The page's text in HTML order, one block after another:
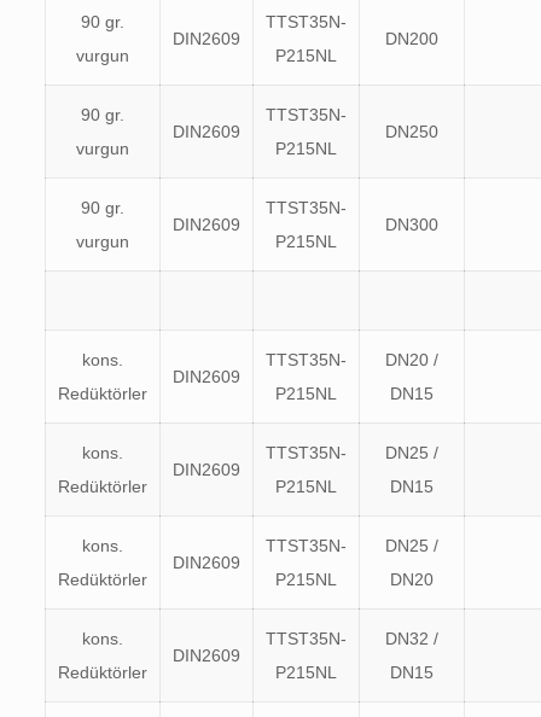
90 gr.
vurgun
DIN2609
TTST35N-
P215NL
DN200
90 gr.
vurgun
DIN2609
TTST35N-
P215NL
DN250
90 gr.
vurgun
DIN2609
TTST35N-
P215NL
DN300
kons.
Redüktörler
DIN2609
TTST35N-
P215NL
DN20 /
DN15
kons.
Redüktörler
DIN2609
TTST35N-
P215NL
DN25 /
DN15
kons.
Redüktörler
DIN2609
TTST35N-
P215NL
DN25 /
DN20
kons.
Redüktörler
DIN2609
TTST35N-
P215NL
DN32 /
DN15